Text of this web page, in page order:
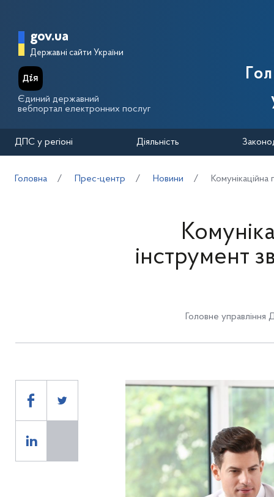
Головна сторінка Державної
gov.ua
Державні сайти України
Єдиний державний
вебпортал електронних послуг
ДПС у регіоні Діяльність
Головна Прес-центр Новини
інструмент
Головне управління